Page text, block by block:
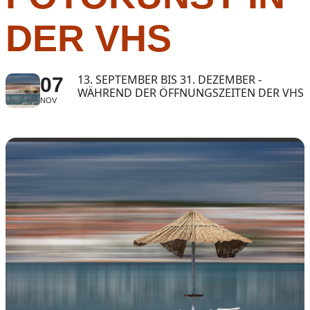
DER VHS
07
NOV
13. SEPTEMBER BIS 31. DEZEMBER -
WÄHREND DER ÖFFNUNGSZEITEN DER VHS